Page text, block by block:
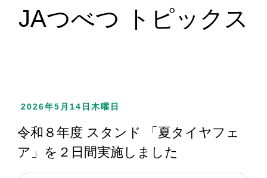
JAつべつ トピックス
2026年5月14日木曜日
令和８年度 スタンド 「夏タイヤフェ
ア」を２日間実施しました